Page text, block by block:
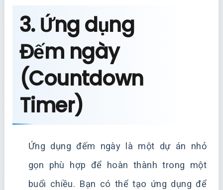
3. Ứng dụng
Đếm ngày
(Countdown
Timer)
Ứng dụng đếm ngày là một dự án nhỏ
gọn phù hợp để hoàn thành trong một
buổi chiều. Bạn có thể tạo ứng dụng để